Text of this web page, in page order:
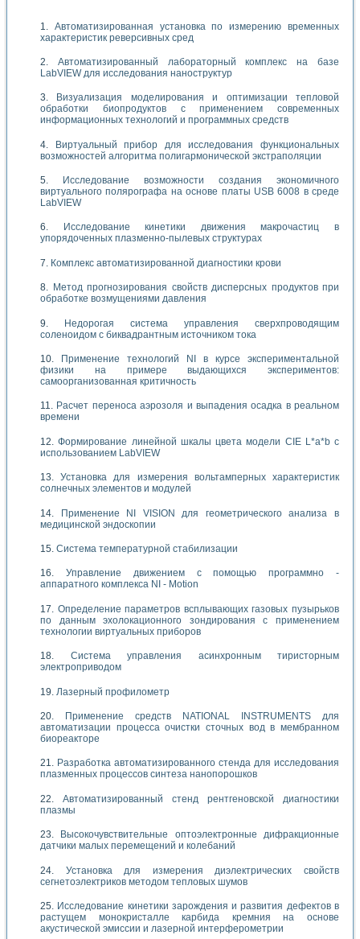
Автоматизированная установка по измерению временных
характеристик реверсивных сред
Автоматизированный лабораторный комплекс на базе
LabVIEW для исследования наноструктур
Визуализация моделирования и оптимизации тепловой
обработки биопродуктов с применением современных
информационных технологий и программных средств
Виртуальный прибор для исследования функциональных
возможностей алгоритма полигармонической экстраполяции
Исследование возможности создания экономичного
виртуального полярографа на основе платы USB 6008 в среде
LabVIEW
Исследование кинетики движения макрочастиц в
упорядоченных плазменно-пылевых структурах
Комплекс автоматизированной диагностики крови
Метод прогнозирования свойств дисперсных продуктов при
обработке возмущениями давления
Недорогая система управления сверхпроводящим
соленоидом с биквадрантным источником тока
Применение технологий NI в курсе экспериментальной
физики на примере выдающихся экспериментов:
самоорганизованная критичность
Расчет переноса аэрозоля и выпадения осадка в реальном
времени
Формирование линейной шкалы цвета модели CIE L*a*b с
использованием LabVIEW
Установка для измерения вольтамперных характеристик
солнечных элементов и модулей
Применение NI VISION для геометрического анализа в
медицинской эндоскопии
Система температурной стабилизации
Управление движением с помощью программно -
аппаратного комплекса NI - Motion
Определение параметров всплывающих газовых пузырьков
по данным эхолокационного зондирования с применением
технологии виртуальных приборов
Система управления асинхронным тиристорным
электроприводом
Лазерный профилометр
Применение средств NATIONAL INSTRUMENTS для
автоматизации процесса очистки сточных вод в мембранном
биореакторе
Разработка автоматизированного стенда для исследования
плазменных процессов синтеза нанопорошков
Автоматизированный стенд рентгеновской диагностики
плазмы
Высокочувствительные оптоэлектронные дифракционные
датчики малых перемещений и колебаний
Установка для измерения диэлектрических свойств
сегнетоэлектриков методом тепловых шумов
Исследование кинетики зарождения и развития дефектов в
растущем монокристалле карбида кремния на основе
акустической эмиссии и лазерной интерферометрии